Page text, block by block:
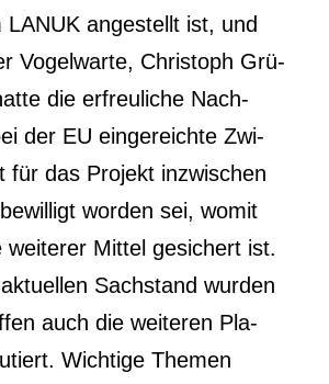
LANUK ange­stellt ist, und
Vogel­war­te, Chris­toph Grü­
die erfreu­li­che Nach­
der EU ein­ge­reich­te Zwi­
für das Pro­jekt inzwi­schen
wor­den sei, womit
wei­te­rer Mit­tel gesi­chert ist.
Sach­stand wur­den
auch die wei­te­ren Pla­
Wich­ti­ge The­men